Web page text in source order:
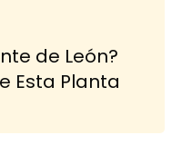
de León?
Esta Planta